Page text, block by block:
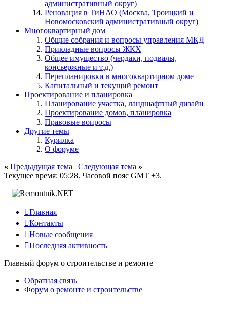
административный округ)
Реновация в ТиНАО (Москва, Троицкий и
Новомосковский административный округ)
Многоквартирный дом
Общие собрания и вопросы управления МКД
Прикладные вопросы ЖКХ
Общее имущество (чердаки, подвалы,
консьержные и т.д.)
Перепланировки в многоквартирном доме
Капитальный и текущий ремонт
Проектирование и планировка
Планирование участка, ландшафтный дизайн
Проектирование домов, планировка
Правовые вопросы
Другие темы
Курилка
О форуме
« Предыдущая тема | Следующая тема »
Текущее время: 05:28. Часовой пояс GMT +3.
Главная
Контакты
Новые сообщения
Последняя активность
Главный форум о строительстве и ремонте
Обратная связь
Форум о ремонте и строительстве